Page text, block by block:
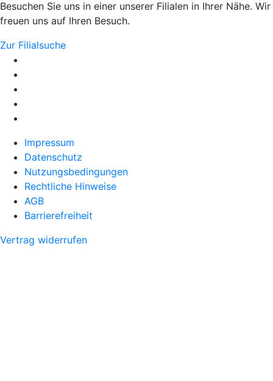
Besuchen Sie uns in einer unserer Filialen in Ihrer Nähe. Wir
freuen uns auf Ihren Besuch.
Zur Filialsuche
Impressum
Datenschutz
Nutzungsbedingungen
Rechtliche Hinweise
AGB
Barrierefreiheit
Vertrag widerrufen